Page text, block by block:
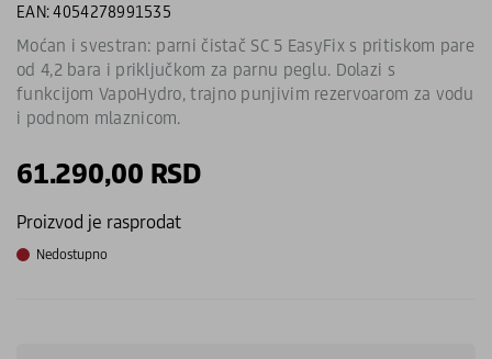
EAN: 4054278991535
Moćan i svestran: parni čistač SC 5 EasyFix s pritiskom pare
od 4,2 bara i priključkom za parnu peglu. Dolazi s
funkcijom VapoHydro, trajno punjivim rezervoarom za vodu
i podnom mlaznicom.
61.290,00 RSD
Proizvod je rasprodat
Nedostupno